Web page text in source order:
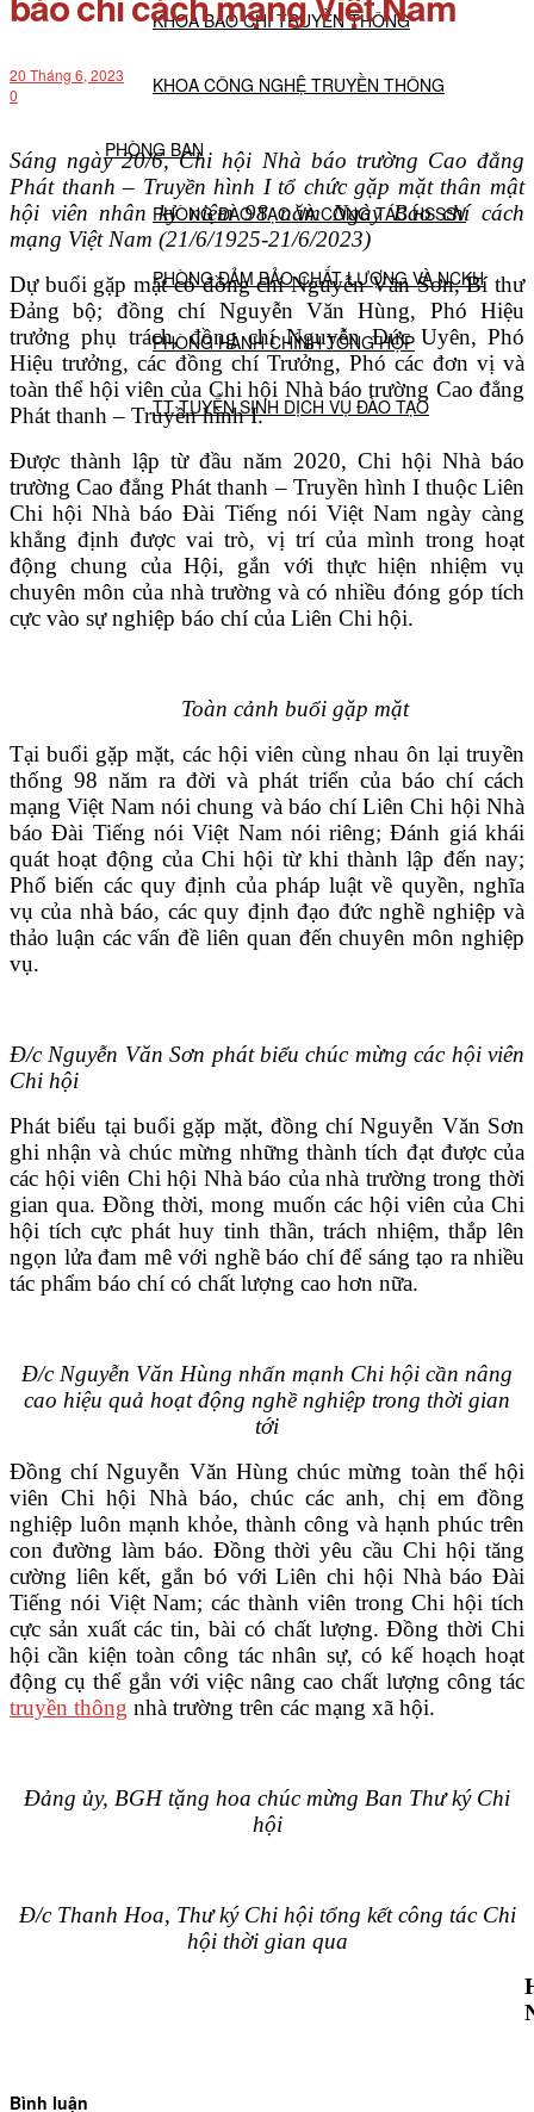
KHOA BÁO CHÍ TRUYỀN THÔNG
KHOA CÔNG NGHỆ TRUYỀN THÔNG
PHÒNG BAN
PHÒNG ĐÀO TẠO VÀ CÔNG TÁC HSSSV
PHÒNG ĐẢM BẢO CHẤT LƯỢNG VÀ NCKH
PHÒNG HÀNH CHÍNH TỔNG HỢP
TT TUYỂN SINH DỊCH VỤ ĐÀO TẠO
NGHIÊN CỨU KHOA HỌC
VĂN BẢN
THƯ VIỆN
20 Tháng 6, 2023
0
Sáng ngày 20/6, Chi hội Nhà báo trường Cao đẳng
Phát thanh – Truyền hình I tổ chức gặp mặt thân mật
hội viên nhân kỷ niệm 98 năm Ngày Báo chí cách
mạng Việt Nam (21/6/1925-21/6/2023)
Dự buổi gặp mặt có đồng chí Nguyễn Văn Sơn, Bí thư
Đảng bộ; đồng chí Nguyễn Văn Hùng, Phó Hiệu
trưởng phụ trách, đồng chí Nguyễn Đức Uyên, Phó
Hiệu trưởng, các đồng chí Trưởng, Phó các đơn vị và
toàn thể hội viên của Chi hội Nhà báo trường Cao đẳng
Phát thanh – Truyền hình I.
Được thành lập từ đầu năm 2020, Chi hội Nhà báo
trường Cao đẳng Phát thanh – Truyền hình I thuộc Liên
Chi hội Nhà báo Đài Tiếng nói Việt Nam ngày càng
khẳng định được vai trò, vị trí của mình trong hoạt
động chung của Hội, gắn với thực hiện nhiệm vụ
chuyên môn của nhà trường và có nhiều đóng góp tích
cực vào sự nghiệp báo chí của Liên Chi hội.
Toàn cảnh buổi gặp mặt
Tại buổi gặp mặt, các hội viên cùng nhau ôn lại truyền
thống 98 năm ra đời và phát triển của báo chí cách
mạng Việt Nam nói chung và báo chí Liên Chi hội Nhà
báo Đài Tiếng nói Việt Nam nói riêng; Đánh giá khái
quát hoạt động của Chi hội từ khi thành lập đến nay;
Phổ biến các quy định của pháp luật về quyền, nghĩa
vụ của nhà báo, các quy định đạo đức nghề nghiệp và
thảo luận các vấn đề liên quan đến chuyên môn nghiệp
vụ.
Đ/c Nguyễn Văn Sơn phát biểu chúc mừng các hội viên
Chi hội
Phát biểu tại buổi gặp mặt, đồng chí Nguyễn Văn Sơn
ghi nhận và chúc mừng những thành tích đạt được của
các hội viên Chi hội Nhà báo của nhà trường trong thời
gian qua. Đồng thời, mong muốn các hội viên của Chi
hội tích cực phát huy tinh thần, trách nhiệm, thắp lên
ngọn lửa đam mê với nghề báo chí để sáng tạo ra nhiều
tác phẩm báo chí có chất lượng cao hơn nữa.
Đ/c Nguyễn Văn Hùng nhấn mạnh Chi hội cần nâng
cao hiệu quả hoạt động nghề nghiệp trong thời gian
tới
Đồng chí Nguyễn Văn Hùng chúc mừng toàn thể hội
viên Chi hội Nhà báo, chúc các anh, chị em đồng
nghiệp luôn mạnh khỏe, thành công và hạnh phúc trên
con đường làm báo. Đồng thời yêu cầu Chi hội tăng
cường liên kết, gắn bó với Liên chi hội Nhà báo Đài
Tiếng nói Việt Nam; các thành viên trong Chi hội tích
cực sản xuất các tin, bài có chất lượng. Đồng thời Chi
hội cần kiện toàn công tác nhân sự, có kế hoạch hoạt
động cụ thể gắn với việc nâng cao chất lượng công tác
truyền thông nhà trường trên các mạng xã hội.
Đảng ủy, BGH tặng hoa chúc mừng Ban Thư ký Chi
hội
Đ/c Thanh Hoa, Thư ký Chi hội tổng kết công tác Chi
hội thời gian qua
Bình luận